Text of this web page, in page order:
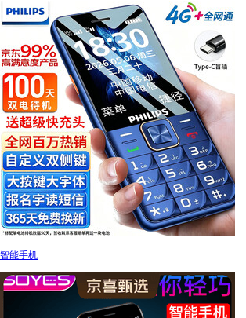
智能手机